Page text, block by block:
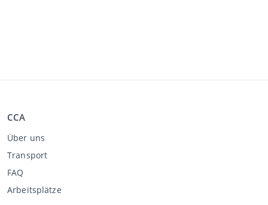
CCA
Über uns
Transport
FAQ
Arbeitsplätze